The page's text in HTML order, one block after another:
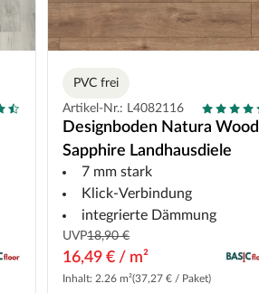
PVC frei
Artikel-Nr.: L4082116
Designboden Natura Wood
Sapphire Landhausdiele
7 mm stark
Klick-Verbindung
integrierte Dämmung
UVP18,90 €
16,49 € / m²
Inhalt: 2.26 m²(37,27 € / Paket)